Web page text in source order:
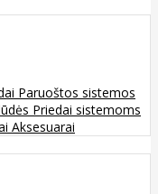
Paruoštos sistemos
Priedai sistemoms
Aksesuarai